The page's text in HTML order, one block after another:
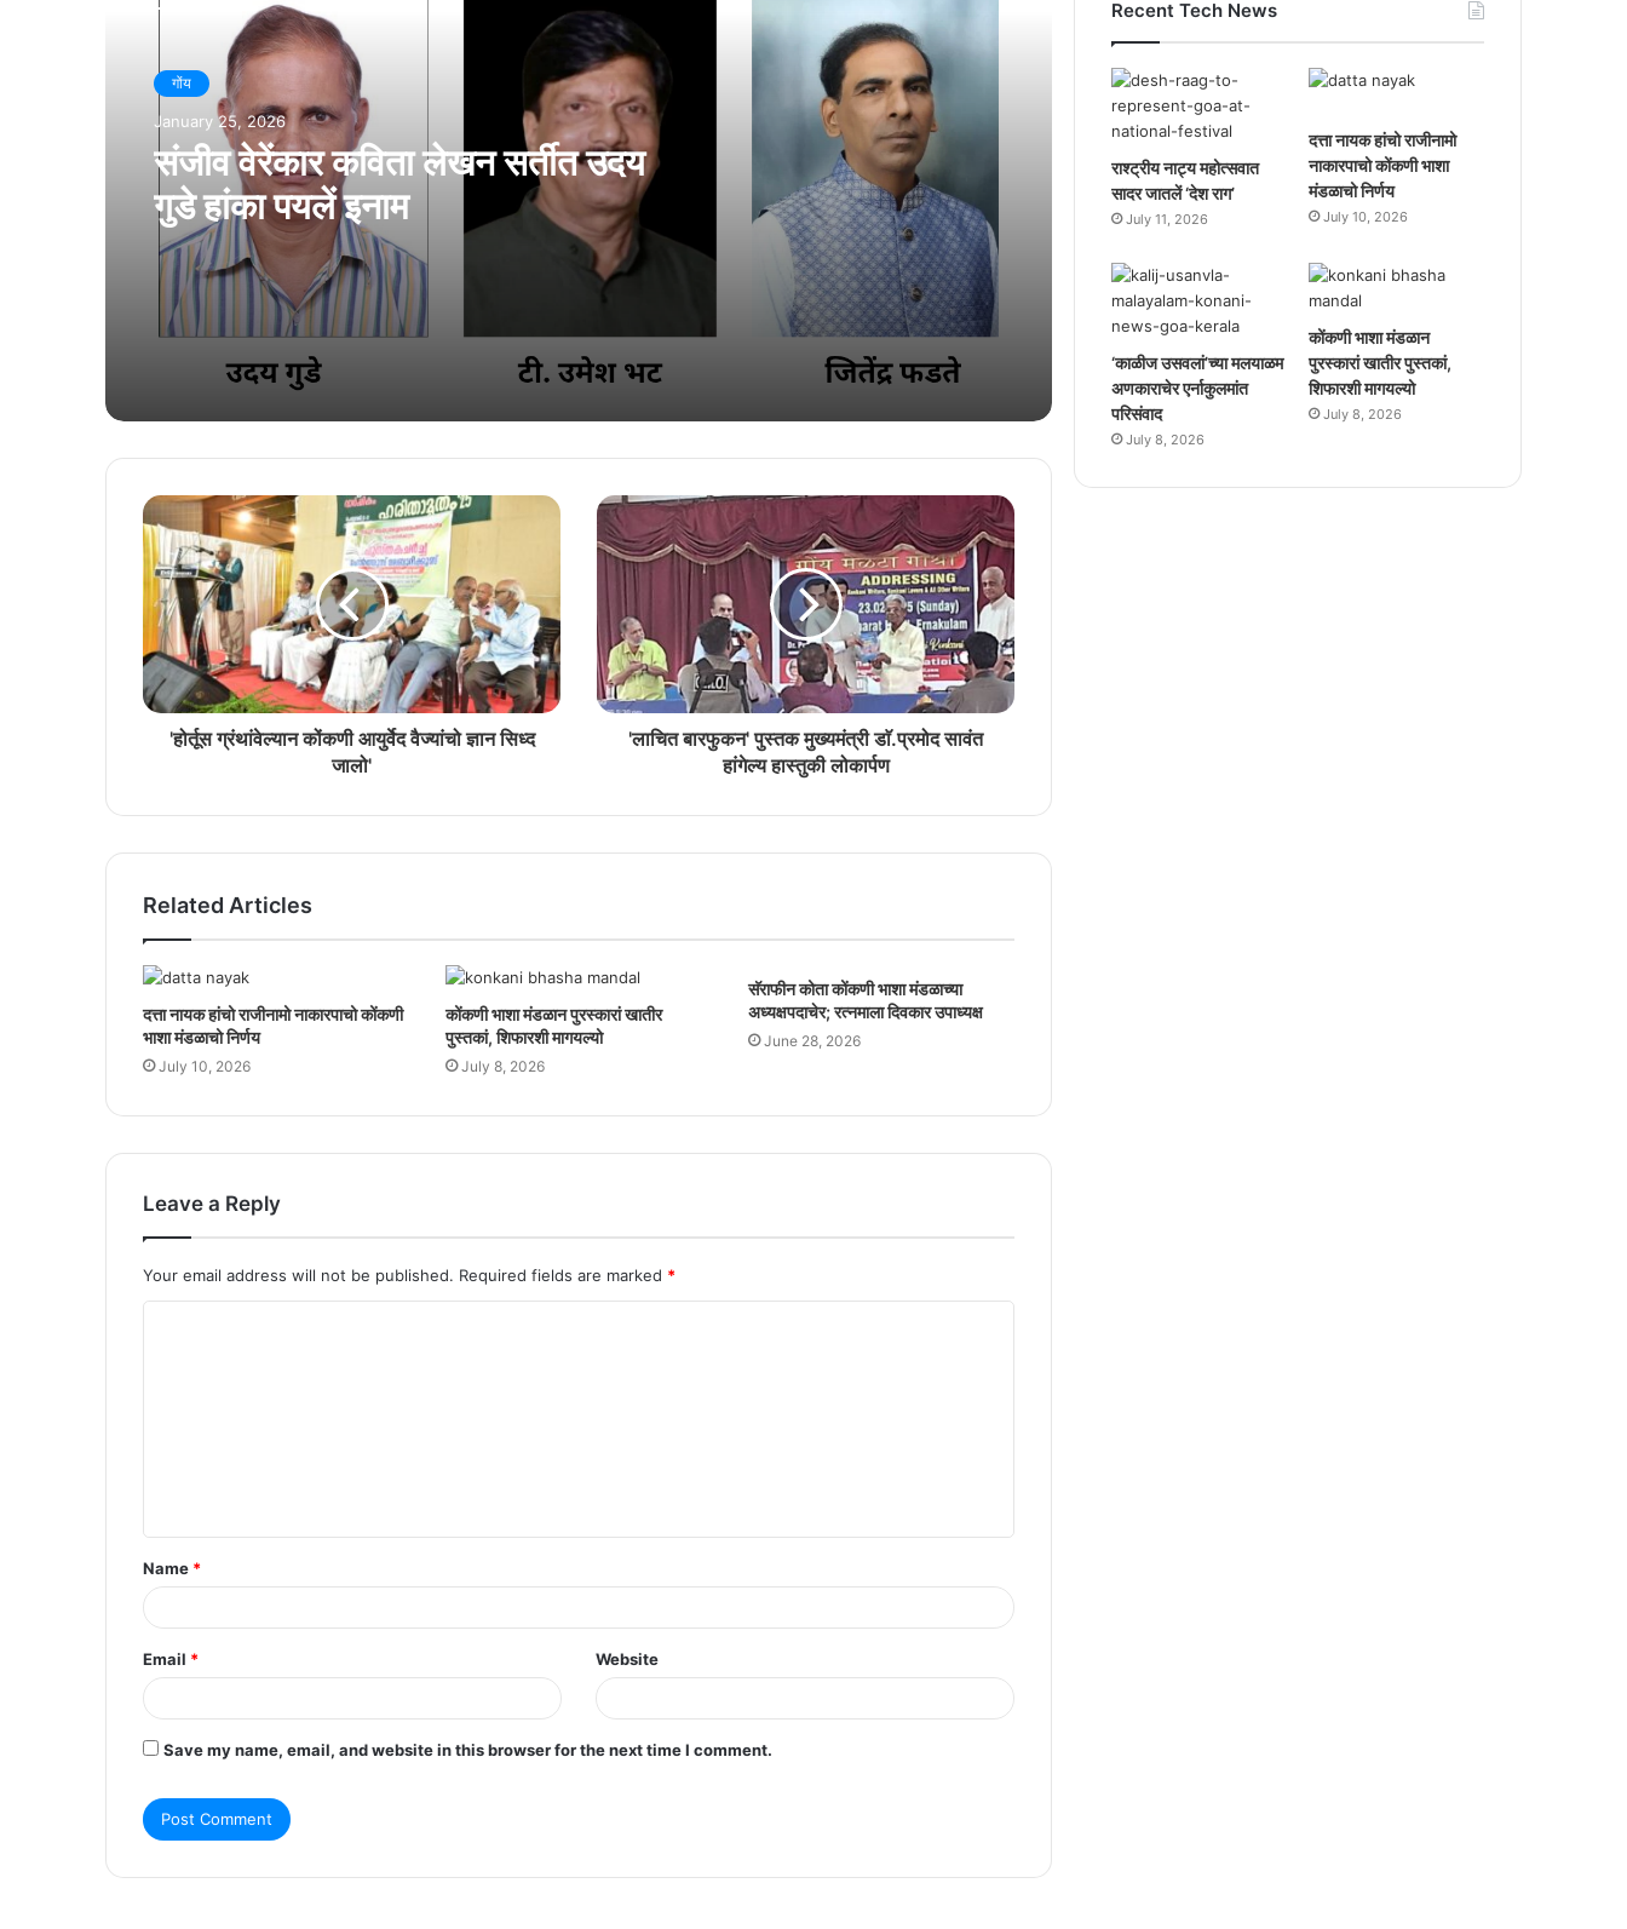
गोंय
January 25, 2026
संजीव वेरेंकार कविता लेखन सर्तीत उदय
गुडे हांका पयलें इनाम
‘हांका’ फावो जालें ‘कोंकणी भाशा मंडळ’ पुरस्कार…
कोचींत शणै गोंयबाब स्मारक प्रस्नोत्तरी सर्त
कोंकणी भाशा मंडळान घडोवन हाडलो सरकारी
शिक्षकां खातीर ‘सृजन संवाद’
पुरस्कारां खातीर कोंकणी भाशा मंडळान मारला उलो
एकठांय येवया… राजभास कायद्याचे प्रभावी
अंमलबजावणे खातीर वावरुया…
विश्व कोंकणी केंद्राचे २०२३ वरसाचे पुरस्कार जाहीर
'होर्तूस ग्रंथांवेल्यान कोंकणी आयुर्वेद वैज्यांचो ज्ञान सिध्द
जालो'
'लाचित बारफुकन' पुस्तक मुख्यमंत्री डाॅ.प्रमोद सावंत
हांगेल्य हास्तुकी लोकार्पण
Related Articles
दत्ता नायक हांचो राजीनामो नाकारपाचो कोंकणी
भाशा मंडळाचो निर्णय
July 10, 2026
कोंकणी भाशा मंडळान पुरस्कारां खातीर
पुस्तकां, शिफारशी मागयल्यो
July 8, 2026
सॅराफीन कोता कोंकणी भाशा मंडळाच्या
अध्यक्षपदाचेर; रत्नमाला दिवकार उपाध्यक्ष
June 28, 2026
Leave a Reply
Your email address will not be published. Required fields are marked *
t
*
Name *
Email * Website
Save my name, email, and website in this browser for the next time I comment.
Recent Tech News
राश्ट्रीय नाट्य महोत्सवात
सादर जातलें ‘देश राग’
July 11, 2026
दत्ता नायक हांचो राजीनामो
नाकारपाचो कोंकणी भाशा
मंडळाचो निर्णय
July 10, 2026
‘काळीज उसवलां’च्या मलयाळम
अणकाराचेर एर्नाकुलमांत
परिसंवाद
July 8, 2026
कोंकणी भाशा मंडळान
पुरस्कारां खातीर पुस्तकां,
शिफारशी मागयल्यो
July 8, 2026